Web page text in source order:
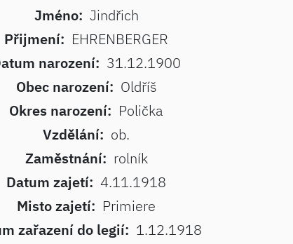
Jméno: Jindřich
Přijmení: EHRENBERGER
narození: 31.12.1900
Obec narození: Oldříš
Okres narození: Polička
Vzdělání: ob.
Zaměstnání: rolník
Datum zajetí: 4.11.1918
Misto zajetí: Primiere
zařazení do legií: 1.12.1918